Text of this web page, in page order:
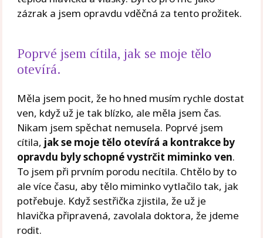
zázrak a jsem opravdu vděčná za tento prožitek.
Poprvé jsem cítila, jak se moje tělo
otevírá.
Měla jsem pocit, že ho hned musím rychle dostat
ven, když už je tak blízko, ale měla jsem čas.
Nikam jsem spěchat nemusela. Poprvé jsem
cítila, jak se moje tělo otevírá a kontrakce by
opravdu byly schopné vystrčit miminko ven.
To jsem při prvním porodu necítila. Chtělo by to
ale více času, aby tělo miminko vytlačilo tak, jak
potřebuje. Když sestřička zjistila, že už je
hlavička připravená, zavolala doktora, že jdeme
rodit.